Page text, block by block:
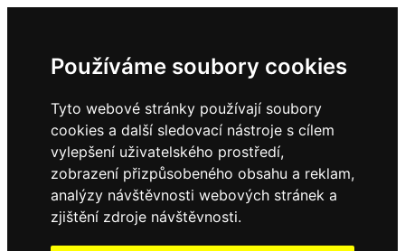
Používáme soubory cookies
Tyto webové stránky používají soubory
cookies a další sledovací nástroje s cílem
vylepšení uživatelského prostředí,
zobrazení přizpůsobeného obsahu a reklam,
analýzy návštěvnosti webových stránek a
zjištění zdroje návštěvnosti.